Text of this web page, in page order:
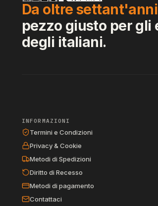
Da oltre settant'anni
pezzo giusto per
degli italiani.
INFORMAZIONI
Termini e Condizioni
Privacy & Cookie
Metodi di Spedizioni
Diritto di Recesso
Metodi di pagamento
Contattaci